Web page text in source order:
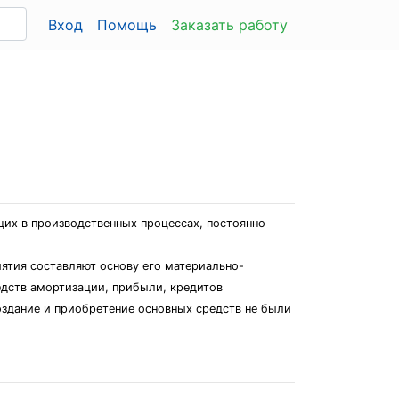
Вход Помощь Заказать работу
в производственных процессах, постоянно
составляют основу его материально-
амортизации, прибыли, кредитов
и приобретение основных средств не были